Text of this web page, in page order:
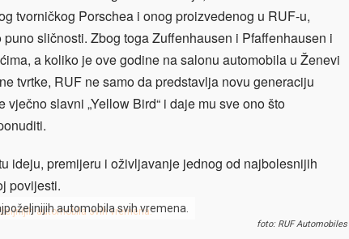
tvorničkog Porschea i onog proizvedenog u RUF-u,
sličnosti. Zbog toga Zuffenhausen i Pfaffenhausen i
a koliko je ove godine na salonu automobila u Ženevi
tvrtke, RUF ne samo da predstavlja novu generaciju
slavni „Yellow Bird“ i daje mu sve ono što
ideju, premijeru i oživljavanje jednog od najbolesnijih
povijesti.
automobila svih vremena.
foto: RUF Automobiles